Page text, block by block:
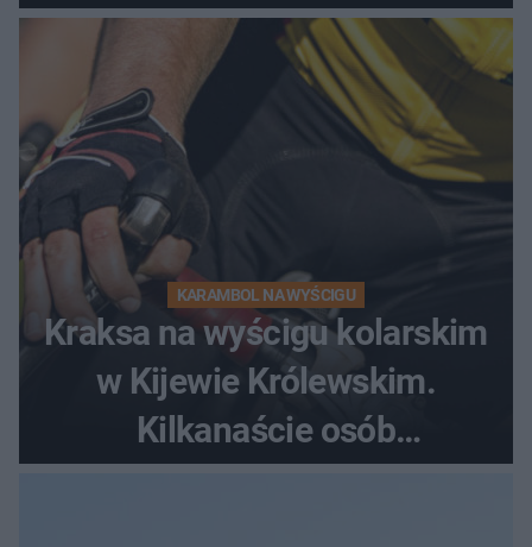
dramatycznej akcji
KARAMBOL NA WYŚCIGU
Kraksa na wyścigu kolarskim
w Kijewie Królewskim.
Kilkanaście osób
poszkodowanych, lądował